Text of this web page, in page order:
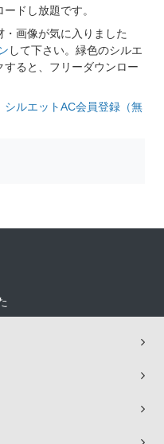
ドし放題です。
画像が気に入りました
して下さい。緑色のシルエ
ると、フリーダウンロー
シルエットAC会員登録（無